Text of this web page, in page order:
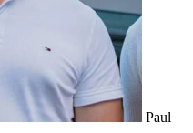
Paul